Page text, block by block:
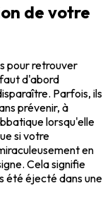
de votre
pour retrouver
faut d'abord
Parfois, ils
prévenir, à
lorsqu'elle
si votre
en
Cela signifie
été éjecté dans une